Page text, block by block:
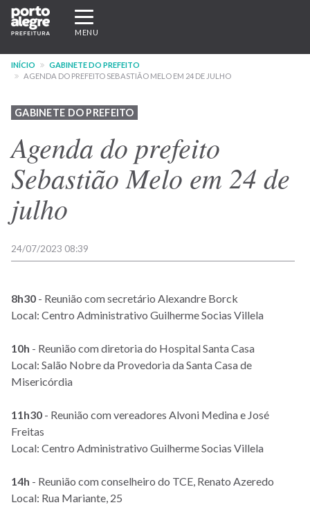
Pular
para
conteúdo
principal
Expandir/recolher
navegação
MENU
INÍCIO
GABINETE DO PREFEITO
AGENDA DO PREFEITO SEBASTIÃO MELO EM 24 DE JULHO
GABINETE DO PREFEITO
Agenda do prefeito
Sebastião Melo em 24 de
julho
24/07/2023 08:39
8h30 - Reunião com secretário Alexandre Borck
Local: Centro Administrativo Guilherme Socias Villela
10h - Reunião com diretoria do Hospital Santa Casa
Local: Salão Nobre da Provedoria da Santa Casa de
Misericórdia
11h30 - Reunião com vereadores Alvoni Medina e José
Freitas
Local: Centro Administrativo Guilherme Socias Villela
14h - Reunião com conselheiro do TCE, Renato Azeredo
Local: Rua Mariante, 25